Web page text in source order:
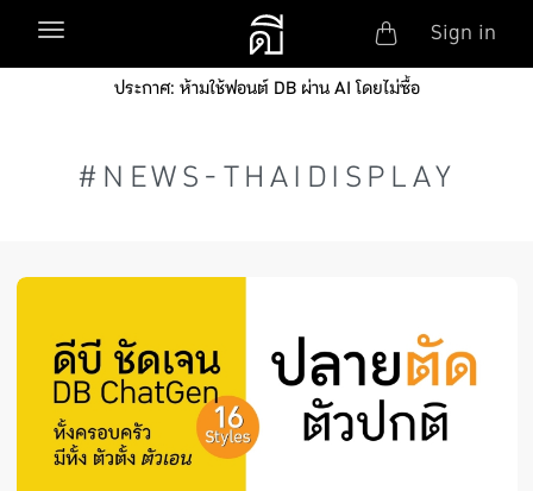
Skip to main content
Toggle navigation Sign in
ประกาศ: ห้ามใช้ฟอนต์ DB ผ่าน AI โดยไม่ซื้อ
#NEWS-THAIDISPLAY